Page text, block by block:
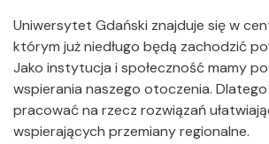
Uniwersytet Gdański znajduje się w
którym już niedługo będą zachodzić
Jako instytucja i społeczność mamy
wspierania naszego otoczenia. Dlatego
pracować na rzecz rozwiązań
wspierających przemiany regionalne.